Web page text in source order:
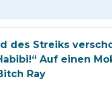
des Streiks
Auf einen
Ray